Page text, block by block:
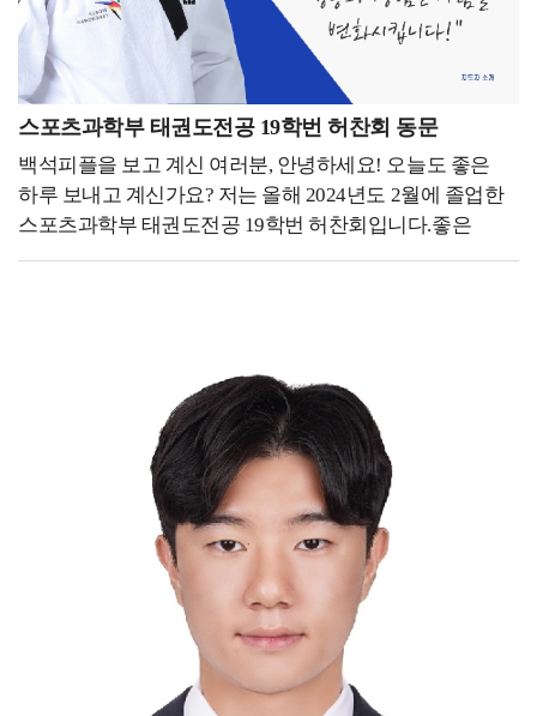
브랜드 정체성을 구축하는 것이 무엇보다 중요했습니다.
디자인적 사고가 비즈니스에서도 강력한 무기가 될 수
있다는 것을 몸소 실감하기 때문에 산업디자인과에서 배운
경험을 살려, 단순한 청소업이 아니라 고객들에게
신뢰감을 줄 수 있도록 브랜드 로고, 웹사이트, SNS 콘텐츠,
마케팅 전략까지 직접 기획하고 실행했습니다. 그렇게
고객과의 신뢰 형성, 차별화된 서비스 포지셔닝에
집중하며 하나의 브랜드로 성장시키기 위해 노력하고
있습니다. - 후배들에게 하고 싶은 말을 자유롭게 써주세요.
중요하지만, 학생 때 할 수 있는 것들을 더 즐겼으면
어땠을까 하는 생각도 드는 것 같습니다. 배운 것은
사라지지 않기 때문에, 어떻게 활용할지는 스스로
결정해야 할 것입니다. 여러분이 지금 배우는 것들이
당장은 특정 분야에만 적용될 것처럼 보일 수도 있겠지만,
시간이 지나면 예상치 못한 곳에서 강력한 무기가 될 수
있는 것 같습니다. 그러니 지금의 과정에 최선을 다하고,
기회가 왔을 때 적극적으로 도전해 보시는 것도
스포츠과학부 태권도전공 19학번 허찬회 동문
백석피플을 보고 계신 여러분, 안녕하세요! 오늘도 좋은
하루 보내고 계신가요? 저는 올해 2024년도 2월에 졸업한
스포츠과학부 태권도전공 19학번 허찬회입니다.좋은
기회를 통해 같은 학교에서의 추억을 담고 있는
잠시 일을 하고 있고, 내년 9월 영국에 위치한
Loughborough University에 스포츠 매니지먼트
석사과정으로 입학할 예정입니다. 올해 태권도전공
친구들과 함께 대한체육회 스포츠마케팅 서포터즈
(스마터즈) 활동을 하면서 이 분야에 대한 한국의 많은
스포츠 협회(기관)들의 인식 및 경영적 부족함을 느꼈고,
스포츠 매니지먼트를 공부해보고 싶어 대학원 진학을
선택하게 되었습니다. 대학 선택에 있어서는 올해 국내
대학원을 준비했지만 개인적인 실수로 지원을 하지 못하게
되면서 어릴 적부터 금전적인 문제와 영어 공포로
포기해왔던 유학에 대한 꿈을 다시금 꺼낼 수 있었습니다.
그렇게 대학을 찾던 중 스포츠 분야 세계 1위(QS ranking)